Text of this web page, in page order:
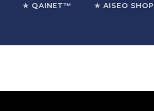
★ QAINET™ ★ AISEO SHOP